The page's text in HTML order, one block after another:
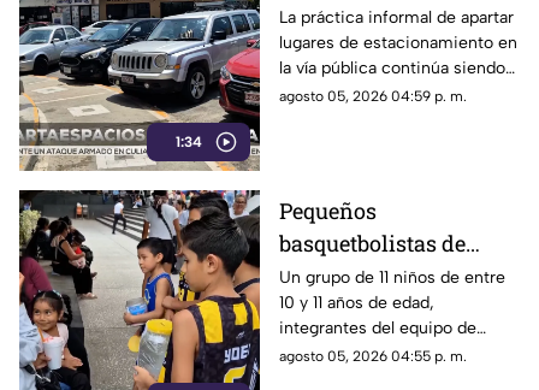
1:34
calvario de
estacionarse en la
Costera de Acapulco
La práctica informal de apartar
lugares de estacionamiento en
la vía pública continúa siendo
un tema de constante debate y
Miguel Alemán.
agosto 05, 2026 04:59 p. m.
Pequeños
basquetbolistas de
Chilpancingo buscan
apoyo para competir en
torneo nacional en
Veracruz
Un grupo de 11 niños de entre
10 y 11 años de edad,
integrantes del equipo de
básquetbol Panteras de
agosto 05, 2026 04:55 p. m.